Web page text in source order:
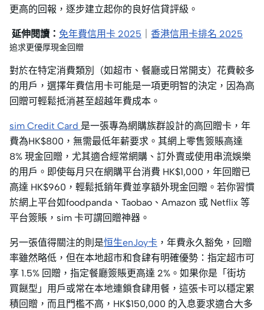
更高的回報，逐步建立起你的良好信貸評級。
延伸閱讀： 免年費信用卡 2025 香港信用卡排名 2025
追求更優厚現金回贈
對於在特定消費類別（如超市、餐廳或日常開支）花費較多
的用戶，選擇年費信用卡可能是一項更明智的決定，因為高
回贈可輕鬆抵消甚至超越年費成本。
sim Credit Card 是一張專為網購族群設計的高回贈卡，年
費為HK$800，無需最低年薪要求。其網上零售簽賬高達
8% 現金回贈，尤其適合經常網購、訂外賣或使用串流娛樂
的用戶。即使每月只在網購平台消費 HK$1,000，年回贈已
高達 HK$960，輕鬆抵銷年費並享額外現金回贈。若你習慣
於網上平台如foodpanda、Taobao、Amazon 或 Netflix 等
平台簽賬，sim 卡可謂回贈神器。
另一張值得關注的則是恒生enJoy卡 ，年費永久豁免，回贈
率雖然略低，但在本地超市和食肆有明確優勢：指定超市可
享 1.5% 回贈，指定餐廳簽賬更高達 2%。如果你是「街坊
買餸型」用戶或常在本地連鎖食肆用餐，這張卡可以穩定累
積回贈，而且門檻不高，HK$150,000 的入息要求適合大多